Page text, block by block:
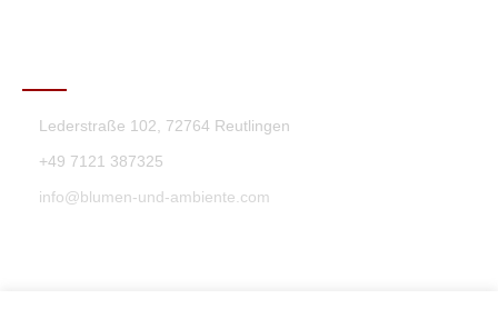
Lederstraße 102, 72764 Reutlingen
+49 7121 387325
info@blumen-und-ambiente.com